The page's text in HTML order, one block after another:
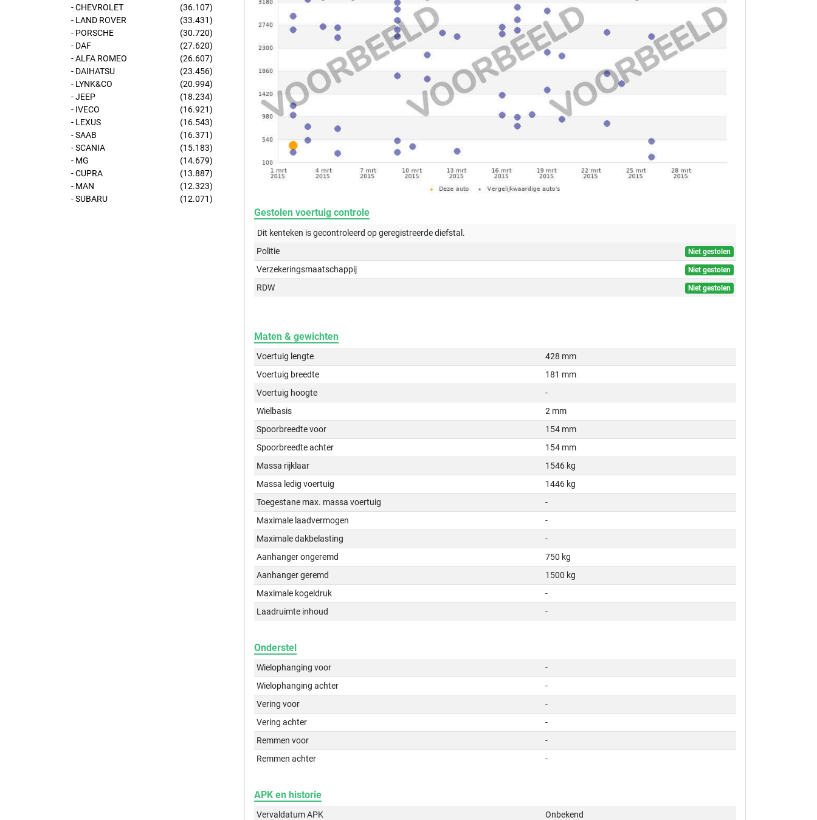
- CHEVROLET
(36.107)
- LAND ROVER
(33.431)
- PORSCHE
(30.720)
- DAF
(27.620)
- ALFA ROMEO
(26.607)
- DAIHATSU
(23.456)
- LYNK&CO
(20.994)
- JEEP
(18.234)
- IVECO
(16.921)
- LEXUS
(16.543)
- SAAB
(16.371)
- SCANIA
(15.183)
- MG
(14.679)
- CUPRA
(13.887)
- MAN
(12.323)
- SUBARU
(12.071)
Gestolen voertuig controle
Dit kenteken is gecontroleerd opgeregistreerdediefstal.
Politie
Niet gestolen
Verzekeringsmaatschappij Niet gestolen
RDW Niet gestolen
Maten & gewichten
Voertuig lengte
428 mm
Voertuig breedte
181 mm
Voertuig hoogte
-
Wielbasis
2 mm
Spoorbreedte voor
154 mm
Spoorbreedte achter
154 mm
Massa rijklaar
1546 kg
Massa ledig voertuig
1446 kg
Toegestane max. massa voertuig
-
Maximale laadvermogen
-
Maximale dakbelasting
-
Aanhanger ongeremd
750 kg
Aanhanger geremd
1500 kg
Maximale kogeldruk
-
Laadruimte inhoud
-
Onderstel
Wielophanging voor
-
Wielophanging achter
-
Vering voor
-
Vering achter
-
Remmen voor
-
Remmen achter
-
APK en historie
Vervaldatum APK Onbekend